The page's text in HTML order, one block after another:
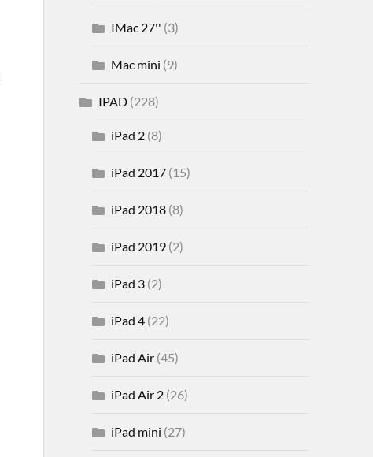
IMac 27'' (3)
Mac mini (9)
IPAD(228)
iPad 2(8)
iPad 2017(15)
iPad 2018(8)
iPad 2019(2)
iPad 3(2)
iPad 4(22)
iPad Air(45)
iPad Air 2(26)
iPad mini (27)